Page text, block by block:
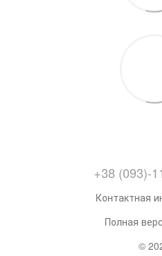
+38 (093)-
Контактная
Полная
©